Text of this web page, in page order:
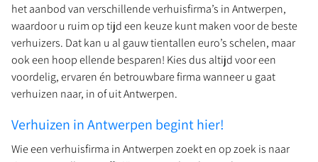
het aanbod van verschillende verhuisfirma’s in Antwerpen,
waardoor u ruim op tijd een keuze kunt maken voor de beste
verhuizers. Dat kan u al gauw tientallen euro’s schelen, maar
ook een hoop ellende besparen! Kies dus altijd voor een
voordelig, ervaren én betrouwbare firma wanneer u gaat
verhuizen naar, in of uit Antwerpen.
Verhuizen in Antwerpen begint hier!
Wie een verhuisfirma in Antwerpen zoekt en op zoek is naar